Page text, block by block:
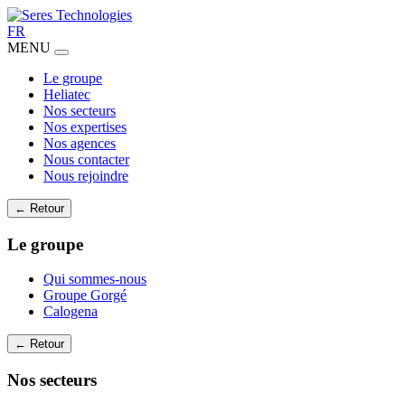
FR
MENU
Le groupe
Heliatec
Nos secteurs
Nos expertises
Nos agences
Nous contacter
Nous rejoindre
← Retour
Le groupe
Qui sommes-nous
Groupe Gorgé
Calogena
← Retour
Nos secteurs